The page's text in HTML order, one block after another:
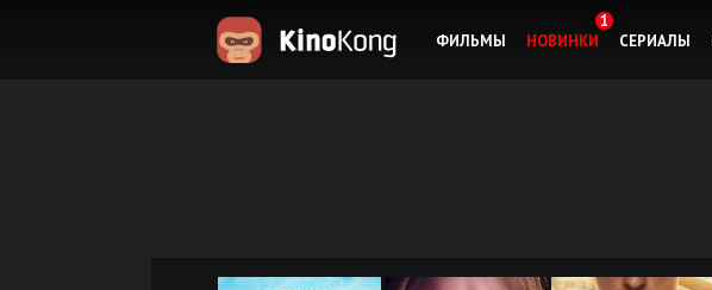
ФИЛЬМЫ НОВИНКИ
1
СЕРИАЛЫ